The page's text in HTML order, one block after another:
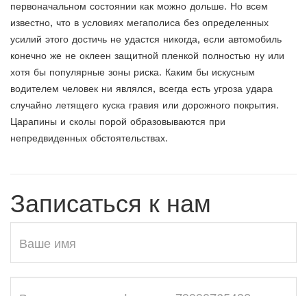
первоначальном состоянии как можно дольше. Но всем
известно, что в условиях мегаполиса без определенных
усилий этого достичь не удастся никогда, если автомобиль
конечно же не оклеен защитной пленкой полностью ну или
хотя бы популярные зоны риска. Каким бы искусным
водителем человек ни являлся, всегда есть угроза удара
случайно летящего куска гравия или дорожного покрытия.
Царапины и сколы порой образовываются при
непредвиденных обстоятельствах.
Записаться к нам